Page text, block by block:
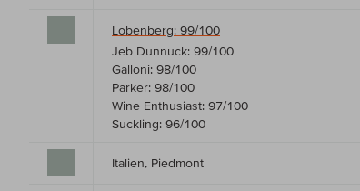
Lobenberg: 99/100
Jeb Dunnuck: 99/100
Galloni: 98/100
Parker: 98/100
Wine Enthusiast: 97/100
Suckling: 96/100
Italien, Piedmont